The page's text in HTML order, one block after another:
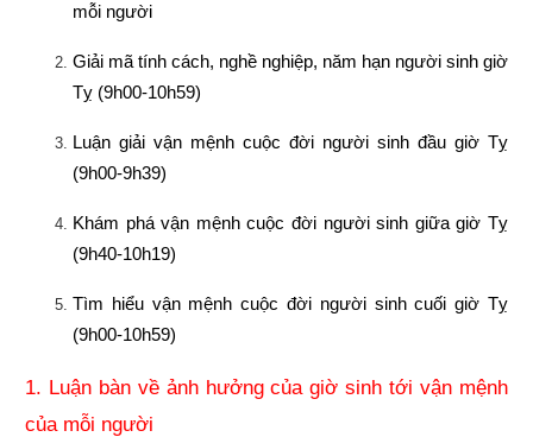
mỗi người
Giải mã tính cách, nghề nghiệp, năm hạn người sinh giờ
Tỵ (9h00-10h59)
Luận giải vận mệnh cuộc đời người sinh đầu giờ Tỵ
(9h00-9h39)
Khám phá vận mệnh cuộc đời người sinh giữa giờ Tỵ
(9h40-10h19)
Tìm hiểu vận mệnh cuộc đời người sinh cuối giờ Tỵ
(9h00-10h59)
1. Luận bàn về ảnh hưởng của giờ sinh tới vận mệnh
của mỗi người